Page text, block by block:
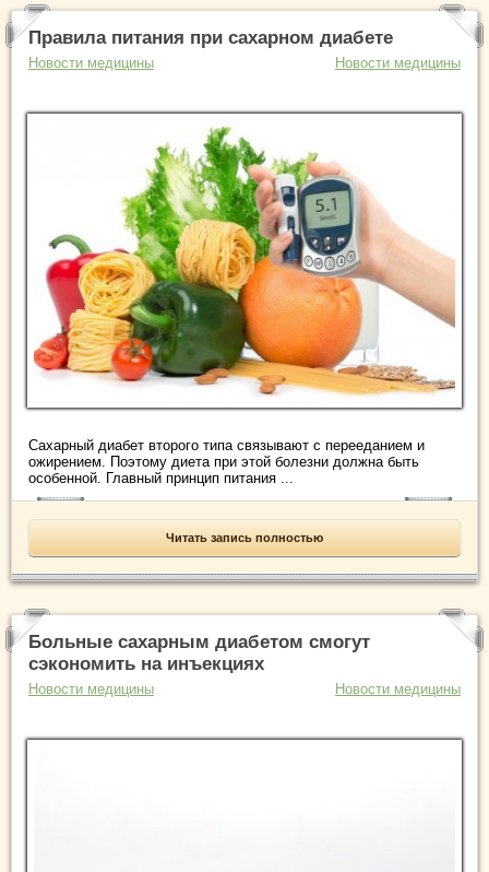
Правила питания при сахарном диабете
Новости медицины Новости медицины
Сахарный диабет второго типа связывают с перееданием и
ожирением. Поэтому диета при этой болезни должна быть
особенной. Главный принцип питания ...
Читать запись полностью
Больные сахарным диабетом смогут
сэкономить на инъекциях
Новости медицины Новости медицины